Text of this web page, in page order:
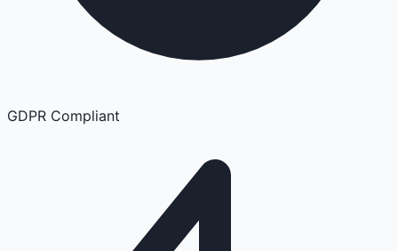
GDPR Compliant